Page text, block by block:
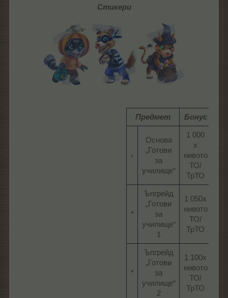
Стикери
Предмет Бонус
Основа
„Готови
за
училище“​
1 000
х
нивото
ТО/
ТрТО​
*​
Ъпгрейд
„Готови
за
училище“
1​
1 050х
нивото
ТО/
ТрТО​
*​
Ъпгрейд
„Готови
за
училище“
2​
1 100х
нивото
ТО/
ТрТО​